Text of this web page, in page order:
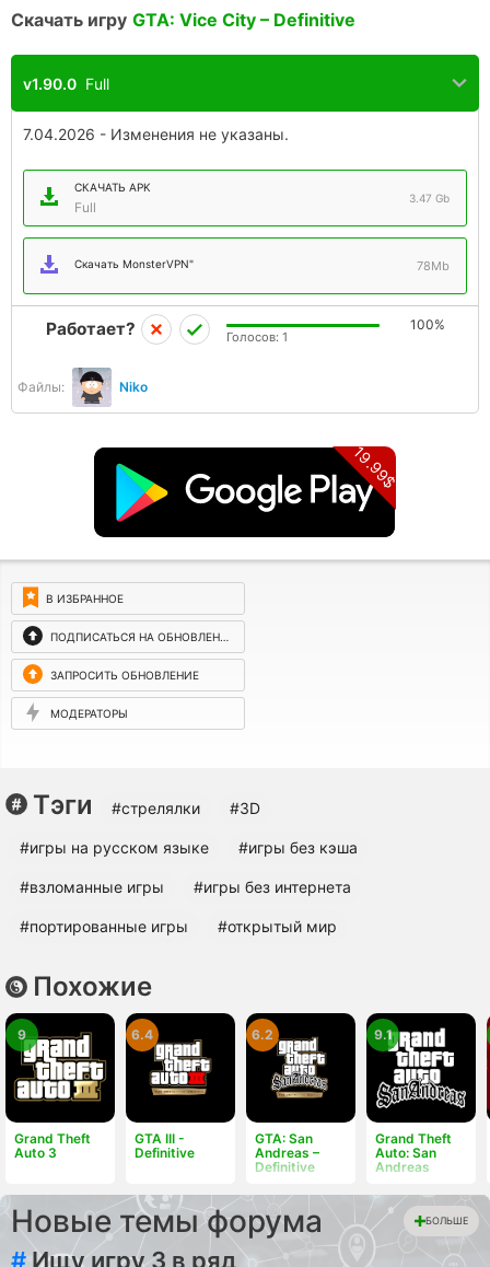
Скачать игру GTA: Vice City – Definitive
v1.90.0 Full
7.04.2026 - Изменения не указаны.
СКАЧАТЬ APK
Full
3.47 Gb
Скачать MonsterVPN" 78Mb
Файлы: Niko
Работает? 100%
Голосов: 1
19.99$
В ИЗБРАННОЕ
ПОДПИСАТЬСЯ НА ОБНОВЛЕНИЯ
ЗАПРОСИТЬ ОБНОВЛЕНИЕ
МОДЕРАТОРЫ
Тэги #стрелялки #3D
#игры на русском языке #игры без кэша
#взломанные игры #игры без интернета
#портированные игры #открытый мир
Похожие
Grand Theft
Auto 3
9
GTA III -
Definitive
6.4
GTA: San
Andreas –
Definitive
6.2
Grand Theft
Auto: San
Andreas
9.1
Новые темы форума БОЛЬШЕ
# Ищу игру 3 в ряд